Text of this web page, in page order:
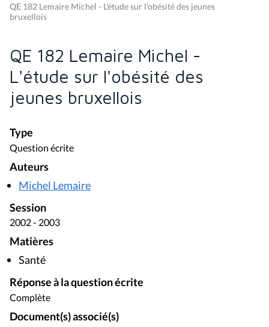
QE 182 Lemaire Michel - L'étude sur l'obésité des jeunes
bruxellois
QE 182 Lemaire Michel -
L'étude sur l'obésité des
jeunes bruxellois
Type
Question écrite
Auteurs
Michel Lemaire
Session
2002 - 2003
Matières
Santé
Réponse à la question écrite
Complète
Document(s) associé(s)